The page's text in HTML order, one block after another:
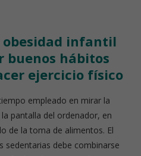
obesidad infantil
buenos hábitos
ejercicio físico
empleado en mirar la
pantalla del ordenador, en
de la toma de alimentos. El
sedentarias debe combinarse